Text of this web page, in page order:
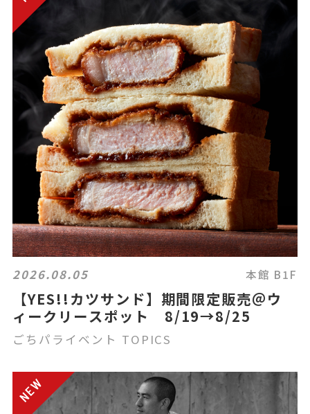
2026.08.05 本館 B1F
【YES!!カツサンド】期間限定販売＠ウ
ィークリースポット 8/19→8/25
ごちパライベント TOPICS